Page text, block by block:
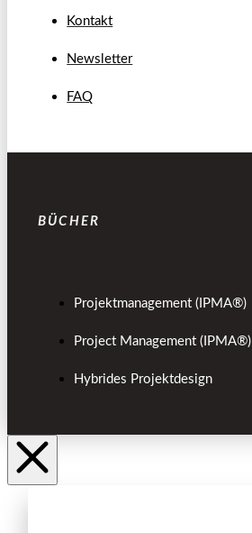
Kontakt
Newsletter
FAQ
BÜCHER
Projektmanagement (IPMA®)
Project Management (IPMA®)
Hybrides Projektdesign